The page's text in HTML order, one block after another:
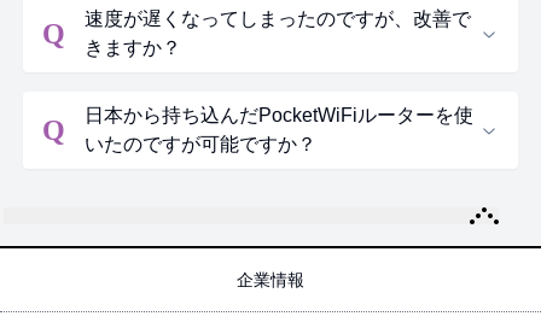
Q
速度が遅くなってしまったのですが、改善で
きますか？
Q
日本から持ち込んだPocketWiFiルーターを使
いたのですが可能ですか？
企業情報